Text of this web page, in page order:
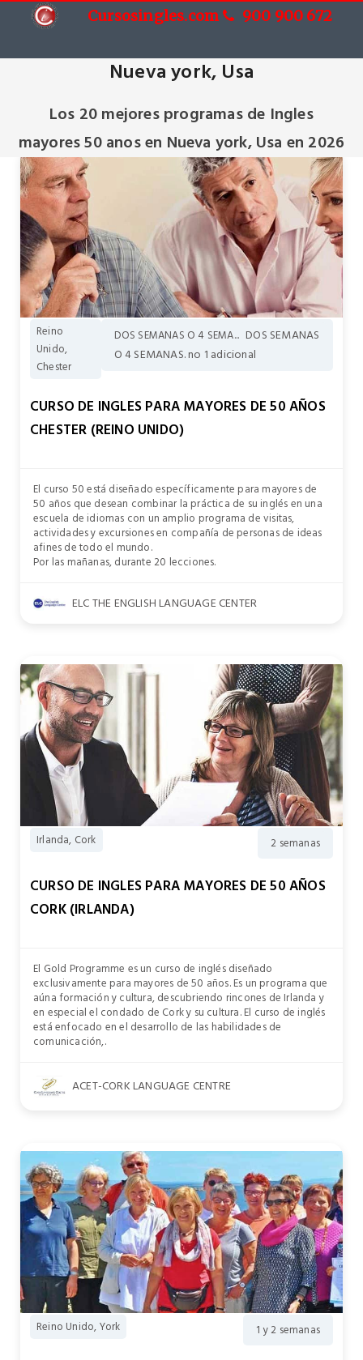
Cursosingles.com 900 900 672
Nueva york, Usa
Los 20 mejores programas de Ingles
mayores 50 anos en Nueva york, Usa en 2026
Reino
Unido,
Chester
DOS SEMANAS O 4 SEMA... DOS SEMANAS
O 4 SEMANAS. no 1 adicional
CURSO DE INGLES PARA MAYORES DE 50 AÑOS
CHESTER (REINO UNIDO)
El curso 50 está diseñado específicamente para mayores de
50 años que desean combinar la práctica de su inglés en una
escuela de idiomas con un amplio programa de visitas,
actividades y excursiones en compañía de personas de ideas
afines de todo el mundo.
Por las mañanas, durante 20 lecciones.
ELC THE ENGLISH LANGUAGE CENTER
Irlanda, Cork 2 semanas
CURSO DE INGLES PARA MAYORES DE 50 AÑOS
CORK (IRLANDA)
El Gold Programme es un curso de inglés diseñado
exclusivamente para mayores de 50 años. Es un programa que
aúna formación y cultura, descubriendo rincones de Irlanda y
en especial el condado de Cork y su cultura. El curso de inglés
está enfocado en el desarrollo de las habilidades de
comunicación,.
ACET-CORK LANGUAGE CENTRE
Reino Unido, York 1 y 2 semanas